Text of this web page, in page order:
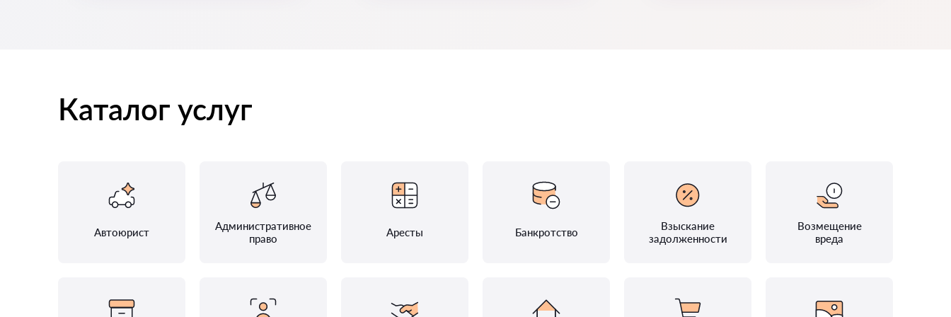
Каталог услуг
Автоюрист
Административное
право
Аресты Банкротство
Взыскание
задолженности
Возмещение
вреда